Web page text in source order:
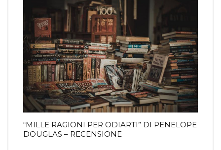
“MILLE RAGIONI PER ODIARTI” DI PENELOPE
DOUGLAS – RECENSIONE